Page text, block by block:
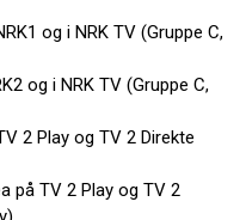
og i NRK TV (Gruppe C,
og i NRK TV (Gruppe C,
2 Play og TV 2 Direkte
på TV 2 Play og TV 2